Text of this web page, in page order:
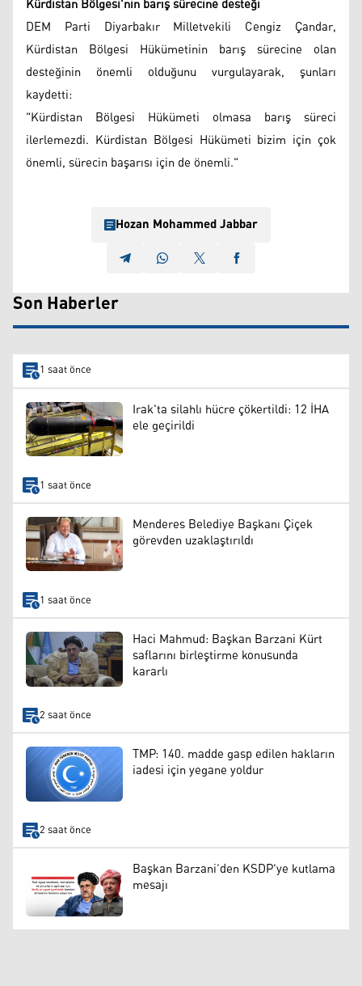
DEM Parti Diyarbakır Milletvekili Cengiz Çandar,
Kürdistan Bölgesi Hükümetinin barış sürecine olan
desteğinin önemli olduğunu vurgulayarak, şunları
kaydetti:
"Kürdistan Bölgesi Hükümeti olmasa barış süreci
ilerlemezdi. Kürdistan Bölgesi Hükümeti bizim için çok
önemli, sürecin başarısı için de önemli."
Hozan Mohammed Jabbar
Son Haberler
1 saat önce
Irak'ta silahlı hücre çökertildi: 12 İHA
ele geçirildi
1 saat önce
Menderes Belediye Başkanı Çiçek
görevden uzaklaştırıldı
1 saat önce
Haci Mahmud: Başkan Barzani Kürt
saflarını birleştirme konusunda
kararlı
2 saat önce
TMP: 140. madde gasp edilen hakların
iadesi için yegane yoldur
2 saat önce
Başkan Barzani’den KSDP'ye kutlama
mesajı